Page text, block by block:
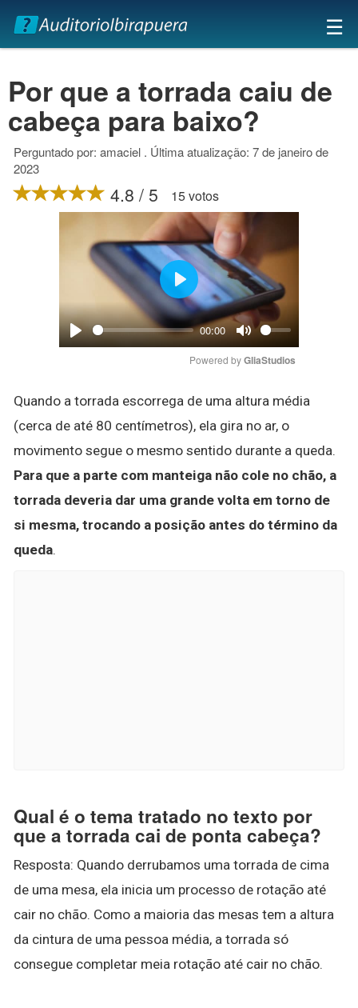
×
☰
Por que a torrada caiu de
cabeça para baixo?
Perguntado por: amaciel . Última atualização: 7 de janeiro de
2023
4.8 / 5 15 votos
Play
00:00
Mute
Play
Powered by GliaStudios
Quando a torrada escorrega de uma altura média
(cerca de até 80 centímetros), ela gira no ar, o
movimento segue o mesmo sentido durante a queda.
Para que a parte com manteiga não cole no chão, a
torrada deveria dar uma grande volta em torno de
si mesma, trocando a posição antes do término da
queda.
Qual é o tema tratado no texto por
que a torrada cai de ponta cabeça?
Resposta: Quando derrubamos uma torrada de cima
de uma mesa, ela inicia um processo de rotação até
cair no chão. Como a maioria das mesas tem a altura
da cintura de uma pessoa média, a torrada só
consegue completar meia rotação até cair no chão.